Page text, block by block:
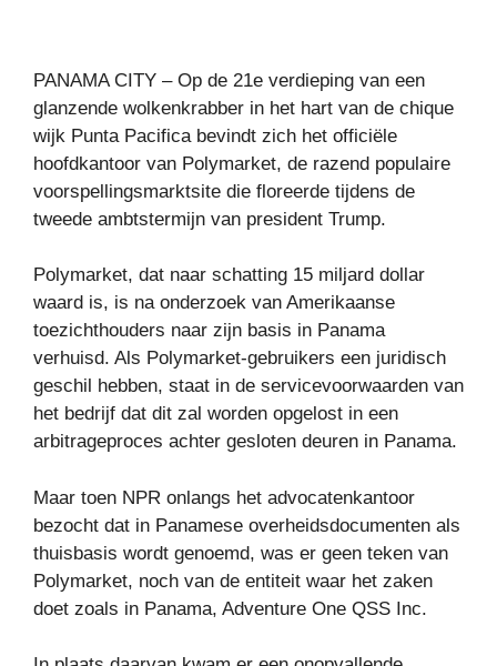
PANAMA CITY – Op de 21e verdieping van een
glanzende wolkenkrabber in het hart van de chique
wijk Punta Pacifica bevindt zich het officiële
hoofdkantoor van Polymarket, de razend populaire
voorspellingsmarktsite die floreerde tijdens de
tweede ambtstermijn van president Trump.
Polymarket, dat naar schatting 15 miljard dollar
waard is, is na onderzoek van Amerikaanse
toezichthouders naar zijn basis in Panama
verhuisd. Als Polymarket-gebruikers een juridisch
geschil hebben, staat in de servicevoorwaarden van
het bedrijf dat dit zal worden opgelost in een
arbitrageproces achter gesloten deuren in Panama.
Maar toen NPR onlangs het advocatenkantoor
bezocht dat in Panamese overheidsdocumenten als
thuisbasis wordt genoemd, was er geen teken van
Polymarket, noch van de entiteit waar het zaken
doet zoals in Panama, Adventure One QSS Inc.